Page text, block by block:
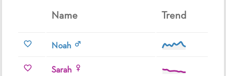
Name Trend
Noah
Sarah